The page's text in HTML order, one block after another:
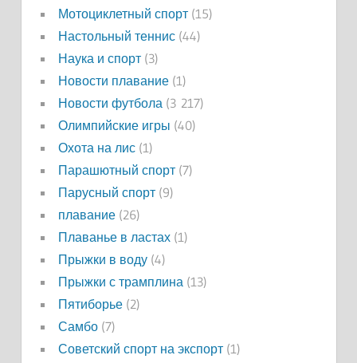
Мотоциклетный спорт(15)
Настольный теннис(44)
Наука и спорт(3)
Новости плавание(1)
Новости футбола (3 217)
Олимпийские игры (40)
Охота на лис(1)
Парашютный спорт(7)
Парусный спорт(9)
плавание(26)
Плаванье в ластах(1)
Прыжки в воду(4)
Прыжки с трамплина (13)
Пятиборье(2)
Самбо(7)
Советский спорт на экспорт(1)